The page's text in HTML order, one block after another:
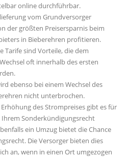
online durchführbar.
vom Grundversorger
der größten Preisersparnis beim
in Bieberehren profitieren.
Tarife sind Vorteile, die dem
oft innerhalb des ersten
ebenso bei einem Wechsel des
nicht unterbrochen.
des Strompreises gibt es für
Sonderkündigungsrecht
ein Umzug bietet die Chance
Die Versorger bieten dies
an, wenn in einen Ort umgezogen